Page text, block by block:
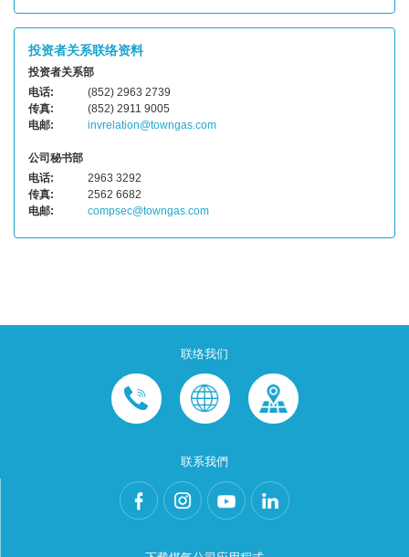
投资者关系联络资料
投资者关系部
电话:
(852) 2963 2739
传真:
(852) 2911 9005
电邮:
invrelation@towngas.com
公司秘书部
电话:
2963 3292
传真:
2562 6682
电邮:
compsec@towngas.com
联络我们
联系我們